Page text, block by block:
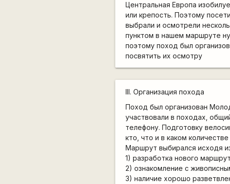
Центральная Европа
или крепость. Поэтому
выбрали и осмотрели
пунктом в нашем маршруте
поэтому поход был
посвятить их осмотру
III. Организация похода
Поход был организован
участвовали в походах,
телефону. Подготовку
кто, что и в каком
Маршрут выбирался исходя
1) разработка нового
2) ознакомление с
3) наличие хорошо